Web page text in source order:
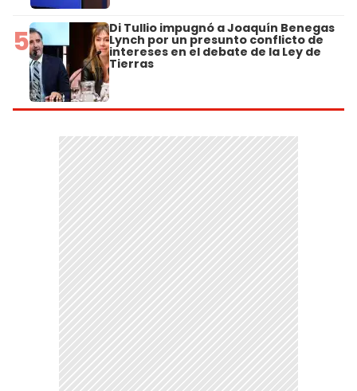
5 Di Tullio impugnó a Joaquín Benegas
Lynch por un presunto conflicto de
intereses en el debate de la Ley de
Tierras